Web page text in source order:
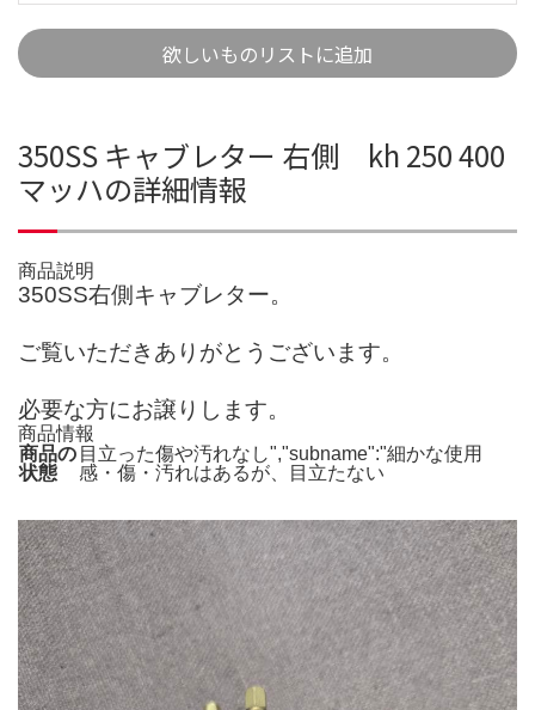
欲しいものリストに追加
350SS キャブレター 右側 kh 250 400
マッハの詳細情報
商品説明
350SS右側キャブレター。
ご覧いただきありがとうございます。
必要な方にお譲りします。
商品情報
商品の
状態
目立った傷や汚れなし","subname":"細かな使用
感・傷・汚れはあるが、目立たない